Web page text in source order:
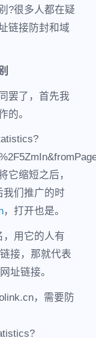
?很多人都在疑
链接防封和域
罢了，首先我
的。
它缩短之后，
我们推广的时
，打开也是。
用它的人有
接，那就代表
址链接。
，需要防